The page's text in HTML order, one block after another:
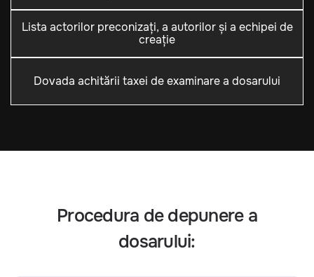
Lista actorilor preconizați, a autorilor și a echipei de
creație
Dovada achitării taxei de examinare a dosarului
Procedura de depunere a
dosarului: